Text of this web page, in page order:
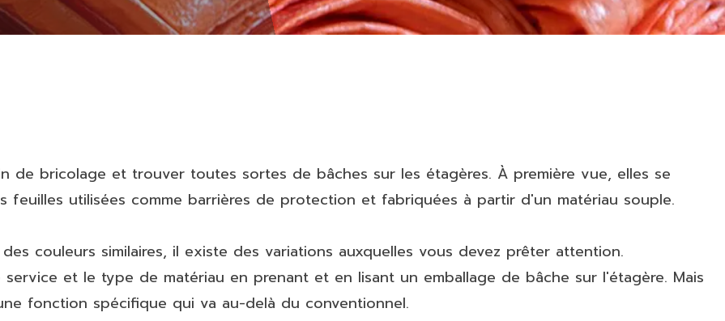
de bricolage et trouver toutes sortes de bâches sur les étagères. À première vue, elles se
feuilles utilisées comme barrières de protection et fabriquées à partir d'un matériau souple.
couleurs similaires, il existe des variations auxquelles vous devez prêter attention.
et le type de matériau en prenant et en lisant un emballage de bâche sur l'étagère. Mais
fonction spécifique qui va au-delà du conventionnel.